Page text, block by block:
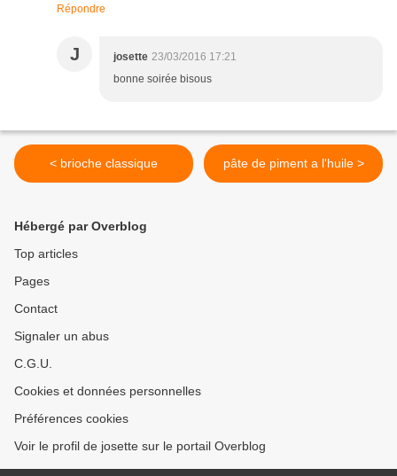
Répondre
J josette 23/03/2016 17:21
bonne soirée bisous
< brioche classique pâte de piment a l'huile >
Hébergé par Overblog
Top articles
Pages
Contact
Signaler un abus
C.G.U.
Cookies et données personnelles
Préférences cookies
Voir le profil de josette sur le portail Overblog